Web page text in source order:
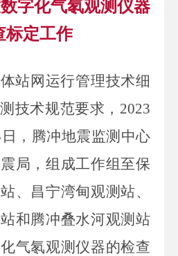
字化气氡观测仪器
标定工作
站网运行管理技术细
技术规范要求， 2023
日，腾冲地震监测中心
局，组成工作组至保
、昌宁湾甸观测站、
和腾冲叠水河观测站
气氡观测仪器的检查